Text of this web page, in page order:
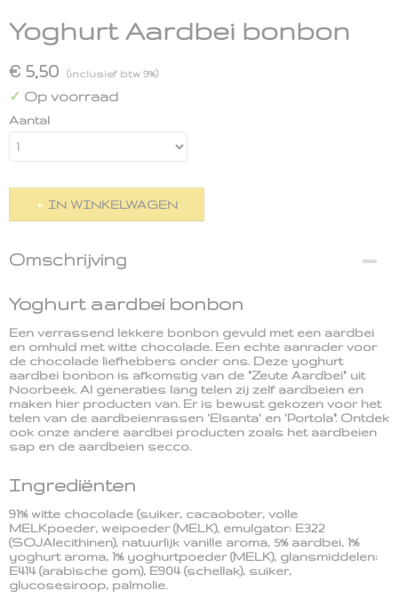
Yoghurt Aardbei bonbon
€ 5,50 (inclusief btw 9%)
✓ Op voorraad
Aantal
IN WINKELWAGEN
Omschrijving
Yoghurt aardbei bonbon
Een verrassend lekkere bonbon gevuld met een aardbei
en omhuld met witte chocolade. Een echte aanrader voor
de chocolade liefhebbers onder ons. Deze yoghurt
aardbei bonbon is afkomstig van de "Zeute Aardbei" uit
Noorbeek. Al generaties lang telen zij zelf aardbeien en
maken hier producten van. Er is bewust gekozen voor het
telen van de aardbeienrassen 'Elsanta' en 'Portola". Ontdek
ook onze andere aardbei producten zoals het aardbeien
sap en de aardbeien secco.
Ingrediënten
91% witte chocolade (suiker, cacaoboter, volle
MELKpoeder, weipoeder (MELK), emulgator: E322
(SOJAlecithinen), natuurlijk vanille aroma, 5% aardbei, 1%
yoghurt aroma, 1% yoghurtpoeder (MELK), glansmiddelen:
E414 (arabische gom), E904 (schellak), suiker,
glucosesiroop, palmolie.